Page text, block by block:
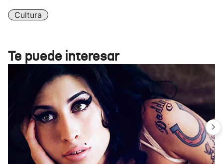
Cultura
Te puede interesar